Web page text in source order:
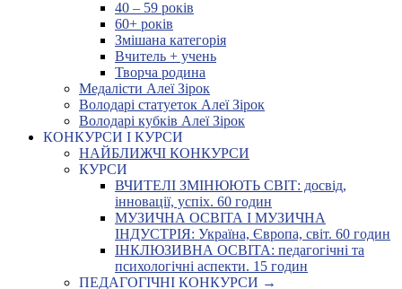
40 – 59 років
60+ років
Змішана категорія
Вчитель + учень
Творча родина
Медалісти Алеї Зірок
Володарі статуеток Алеї Зірок
Володарі кубків Алеї Зірок
КОНКУРСИ І КУРСИ
НАЙБЛИЖЧІ КОНКУРСИ
КУРСИ
ВЧИТЕЛІ ЗМІНЮЮТЬ СВІТ: досвід,
інновації, успіх. 60 годин
МУЗИЧНА ОСВІТА І МУЗИЧНА
ІНДУСТРІЯ: Україна, Європа, світ. 60 годин
ІНКЛЮЗИВНА ОСВІТА: педагогічні та
психологічні аспекти. 15 годин
ПЕДАГОГІЧНІ КОНКУРСИ →